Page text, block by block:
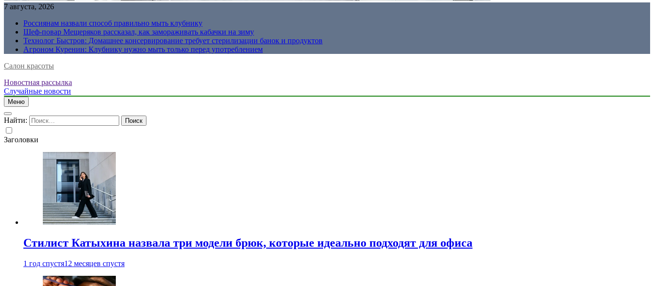
7 августа, 2026
Россиянам назвали способ правильно мыть клубнику
Шеф-повар Мещеряков рассказал, как замораживать кабачки на зиму
Технолог Быстров: Домашнее консервирование требует стерилизации банок и продуктов
Агроном Куренин: Клубнику нужно мыть только перед употреблением
Салон красоты
Новостная рассылка
Случайные новости
Меню
Найти:
Заголовки
Стилист Катыхина назвала три модели брюк, которые идеально подходят для офиса
1 год спустя12 месяцев спустя